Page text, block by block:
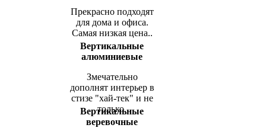
Прекрасно подходят
для дома и офиса.
Самая низкая цена..
Вертикальные
алюминиевые
Змечательно
дополнят интерьер в
стизе "хай-тек" и не
только.
Вертикальные
веревочные